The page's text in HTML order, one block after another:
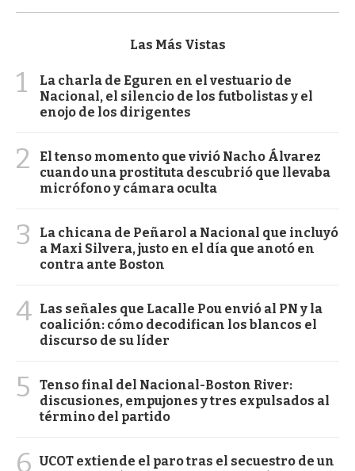
Las Más Vistas
1
La charla de Eguren en el vestuario de
Nacional, el silencio de los futbolistas y el
enojo de los dirigentes
2
El tenso momento que vivió Nacho Álvarez
cuando una prostituta descubrió que llevaba
micrófono y cámara oculta
3
La chicana de Peñarol a Nacional que incluyó
a Maxi Silvera, justo en el día que anotó en
contra ante Boston
4 Las señales que Lacalle Pou envió al PN y la
coalición: cómo decodifican los blancos el
discurso de su líder
5
Tenso final del Nacional-Boston River:
discusiones, empujones y tres expulsados al
término del partido
6 UCOT extiende el paro tras el secuestro de un